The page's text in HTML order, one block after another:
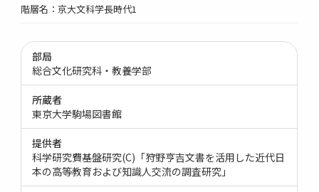
階層名：京大文科学長時代1
部局
総合文化研究科・教養学部
所蔵者
東京大学駒場図書館
提供者
科学研究費基盤研究(C)「狩野亨吉文書を活用した近代日
本の高等教育および知識人交流の調査研究」